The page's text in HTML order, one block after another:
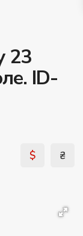
23
ID-
$ ₴